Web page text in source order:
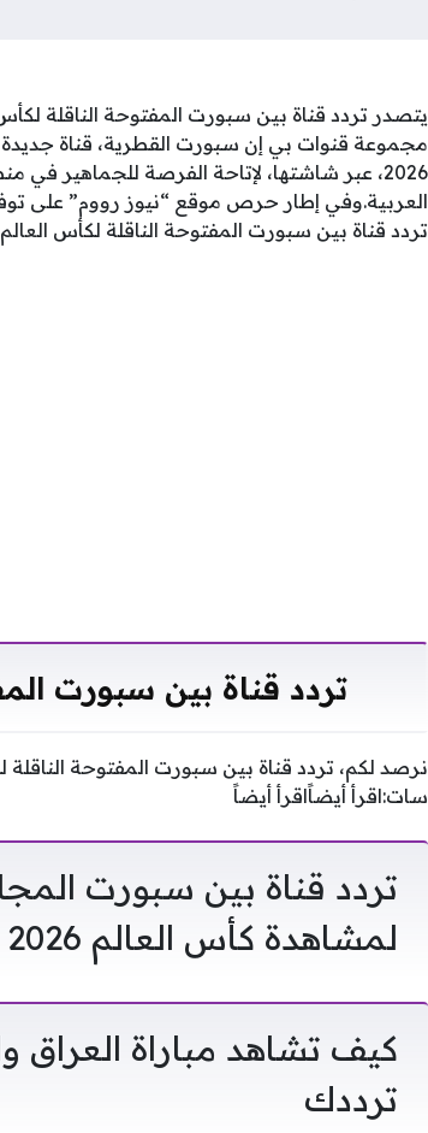
يتصدر تردد قناة بين سبورت المفتوحة الناقلة
مجموعة قنوات بي إن سبورت القطرية، قناة
2026، عبر شاشتها، لإتاحة الفرصة للجماهير
العربية.وفي إطار حرص موقع “نيوز رووم” على
تردد قناة بين سبورت المفتوحة الناقلة لكأس
تردد قناة بين سبورت
نرصد لكم، تردد قناة بين سبورت المفتوحة
سات:اقرأ أيضاًاقرأ أيضاً
لمشاهدة كأس العالم 2026
كيف تشاهد مباراة العراق
ترددك